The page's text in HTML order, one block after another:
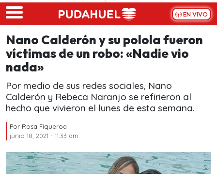
Skip to main content
EN VIVO
Nano Calderón y su polola fueron
víctimas de un robo: «Nadie vio
nada»
Por medio de sus redes sociales, Nano
Calderón y Rebeca Naranjo se refirieron al
hecho que vivieron el lunes de esta semana.
Por Rosa Figueroa
junio 18, 2021 - 11:33 am